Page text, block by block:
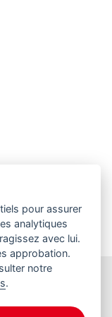
pour assurer
analytiques
avec lui.
approbation.
notre
.